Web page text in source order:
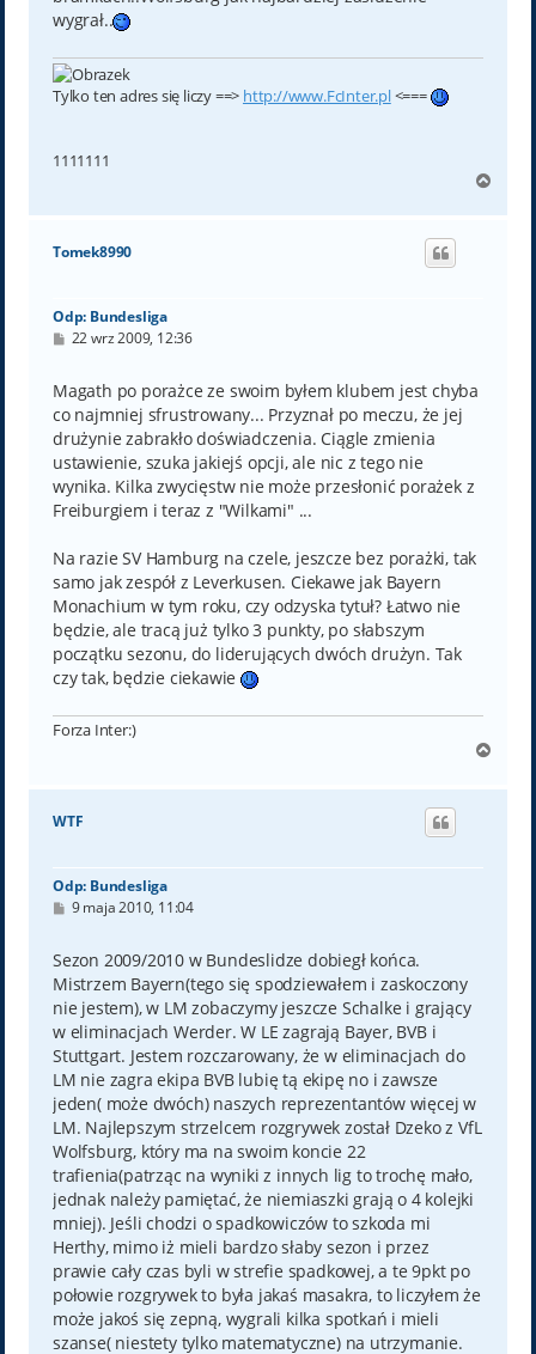
wygrał..
Tylko ten adres się liczy ==> http://www.FcInter.pl<===
1111111
g
Tomek8990
Odp: Bundesliga
P
t
22 wrz 2009, 12:36
Magath po porażce ze swoim byłem klubem jest chyba
co najmniej sfrustrowany... Przyznał po meczu, że jej
drużynie zabrakło doświadczenia. Ciągle zmienia
ustawienie, szuka jakiejś opcji, ale nic z tego nie
wynika. Kilka zwycięstw nie może przesłonić porażek z
Freiburgiem i teraz z "Wilkami" ...
Na razie SV Hamburg na czele, jeszcze bez porażki, tak
samo jak zespół z Leverkusen. Ciekawe jak Bayern
Monachium w tym roku, czy odzyska tytuł? Łatwo nie
będzie, ale tracą już tylko 3 punkty, po słabszym
początku sezonu, do liderujących dwóch drużyn. Tak
czy tak, będzie ciekawie
Forza Inter:)
g
WTF
Odp: Bundesliga
P
t
9 maja 2010, 11:04
Sezon 2009/2010 w Bundeslidze dobiegł końca.
Mistrzem Bayern(tego się spodziewałem i zaskoczony
nie jestem), w LM zobaczymy jeszcze Schalke i grający
w eliminacjach Werder. W LE zagrają Bayer, BVB i
Stuttgart. Jestem rozczarowany, że w eliminacjach do
LM nie zagra ekipa BVB lubię tą ekipę no i zawsze
jeden( może dwóch) naszych reprezentantów więcej w
LM. Najlepszym strzelcem rozgrywek został Dzeko z VfL
Wolfsburg, który ma na swoim koncie 22
trafienia(patrząc na wyniki z innych lig to trochę mało,
jednak należy pamiętać, że niemiaszki grają o 4 kolejki
mniej). Jeśli chodzi o spadkowiczów to szkoda mi
Herthy, mimo iż mieli bardzo słaby sezon i przez
prawie cały czas byli w strefie spadkowej, a te 9pkt po
połowie rozgrywek to była jakaś masakra, to liczyłem że
może jakoś się zepną, wygrali kilka spotkań i mieli
szanse( niestety tylko matematyczne) na utrzymanie.